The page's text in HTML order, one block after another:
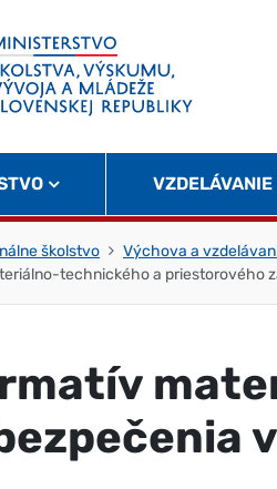
VZDELÁVANIE
školstvo
Výchova a
technického a priestorového